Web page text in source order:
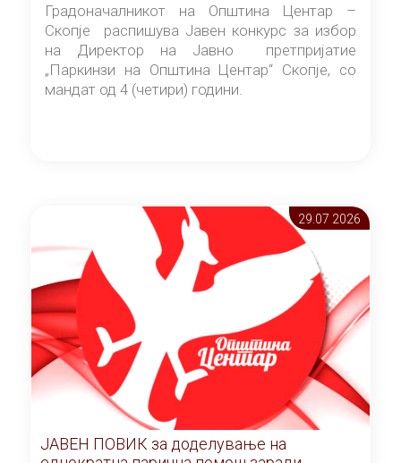
Градоначалникот на Општина Центар –
Скопје распишува Јавен конкурс за избор
на Директор на Јавно претпријатие
„Паркинзи на Општина Центар“ Скопје, со
мандат од 4 (четири) години.
29.07 2026
ЈАВЕН ПОВИК за доделување на